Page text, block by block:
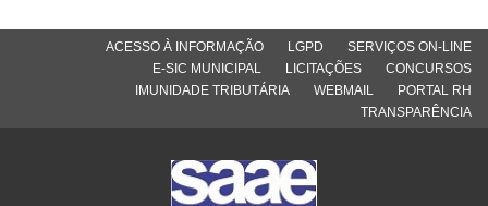
ACESSO À INFORMAÇÃO LGPD
SERVIÇOS ON-LINE
E-SIC MUNICIPAL
LICITAÇÕES
CONCURSOS
IMUNIDADE TRIBUTÁRIA
WEBMAIL
PORTAL RH
TRANSPARÊNCIA